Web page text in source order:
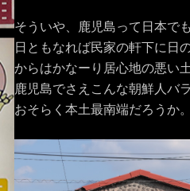
そういや、鹿児島って日本で
日ともなれば民家の軒下に日
からはかなーり居心地の悪い
鹿児島でさえこんな朝鮮人バ
おそらく本土最南端だろうか。